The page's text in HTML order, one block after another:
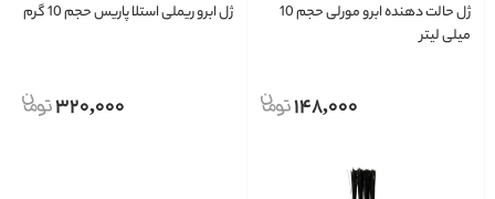
ژل حالت دهنده ابرو مورلی حجم 10
میلی لیتر
148,000
ژل ابرو ریملی استلا پاریس حجم 10 گرم
320,000